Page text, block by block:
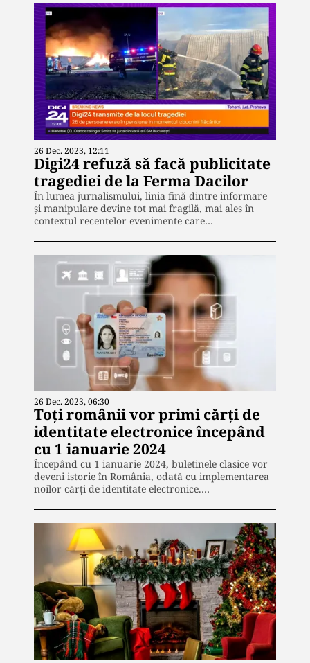
26 Dec. 2023, 12:11
Digi24 refuză să facă publicitate
tragediei de la Ferma Dacilor
În lumea jurnalismului, linia fină dintre informare
și manipulare devine tot mai fragilă, mai ales în
contextul recentelor evenimente care…
26 Dec. 2023, 06:30
Toți românii vor primi cărți de
identitate electronice începând
cu 1 ianuarie 2024
Începând cu 1 ianuarie 2024, buletinele clasice vor
deveni istorie în România, odată cu implementarea
noilor cărți de identitate electronice.…